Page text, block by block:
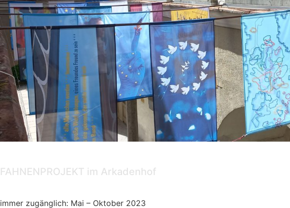
FAHNENPROJEKT im Arkadenhof
immer zugänglich: Mai – Oktober 2023